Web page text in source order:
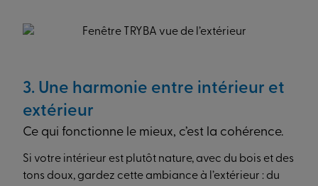
3. Une harmonie entre intérieur et
extérieur
Ce qui fonctionne le mieux, c’est la cohérence.
Si votre intérieur est plutôt nature, avec du bois et des
tons doux, gardez cette ambiance à l’extérieur : du